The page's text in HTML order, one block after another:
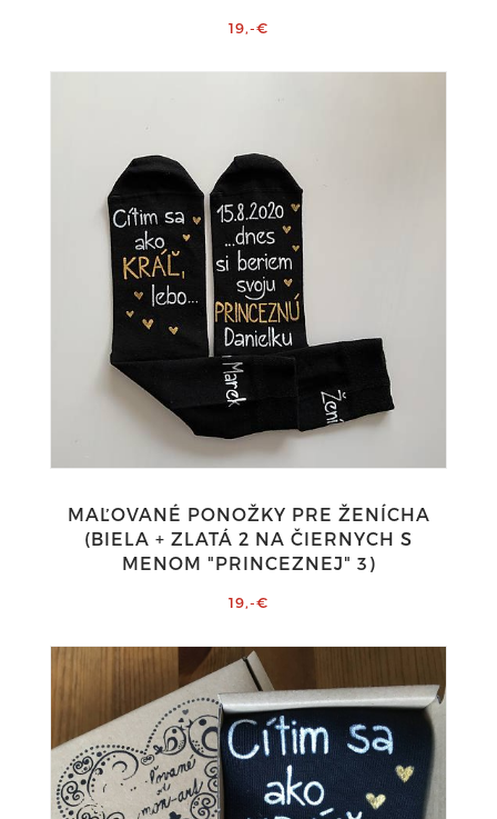
19,-€
MAĽOVANÉ PONOŽKY PRE ŽENÍCHA
(BIELA + ZLATÁ 2 NA ČIERNYCH S
MENOM "PRINCEZNEJ" 3)
19,-€